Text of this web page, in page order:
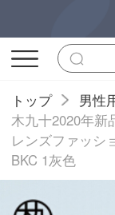
トップ
男性
木九十2020年新
レンズファッシ
BKC 1灰色